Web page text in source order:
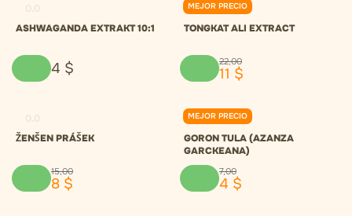
ASHWAGANDA EXTRAKT 10:1
4 $
MEJOR PRECIO
0.0
TONGKAT ALI EXTRACT
22,00
11 $
ŽENŠEN PRÁŠEK
15,00
8 $
MEJOR PRECIO
0.0
GORON TULA (AZANZA
GARCKEANA)
7,00
4 $